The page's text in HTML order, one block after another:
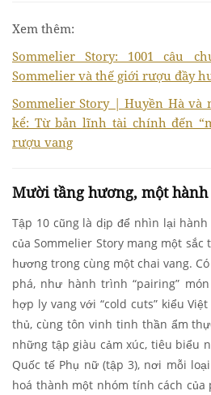
Xem thêm:
Sommelier Story: 1001 câu
Sommelier và thế giới rượu đầy
Sommelier Story | Huyền Hà và
kể: Từ bản lĩnh tài chính đến
rượu vang
Mười tầng hương, một
Tập 10 cũng là dịp để nhìn lại
của Sommelier Story mang một
hương trong cùng một chai vang.
phá, như hành trình “pairing”
hợp ly vang với “cold cuts” kiểu
thủ, cùng tôn vinh tinh thần ẩm
những tập giàu cảm xúc, tiêu biểu
Quốc tế Phụ nữ (tập 3), nơi mỗi
hoá thành một nhóm tính cách của